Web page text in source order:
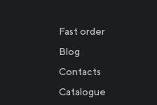
Fast order
Blog
Contacts
Catalogue